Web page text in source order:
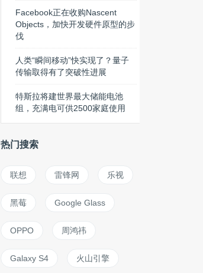
Facebook正在收购Nascent
Objects，加快开发硬件原型的步
伐
人类“瞬间移动”快实现了？量子
传输取得有了突破性进展
特斯拉将建世界最大储能电池
组，充满电可供2500家庭使用
热门搜索
联想 雷锋网 乐视
黑莓 Google Glass
OPPO 周鸿祎
Galaxy S4 火山引擎